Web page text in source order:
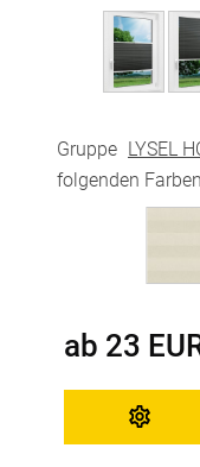
Gruppe LYSEL
folgenden Farben
ab 23